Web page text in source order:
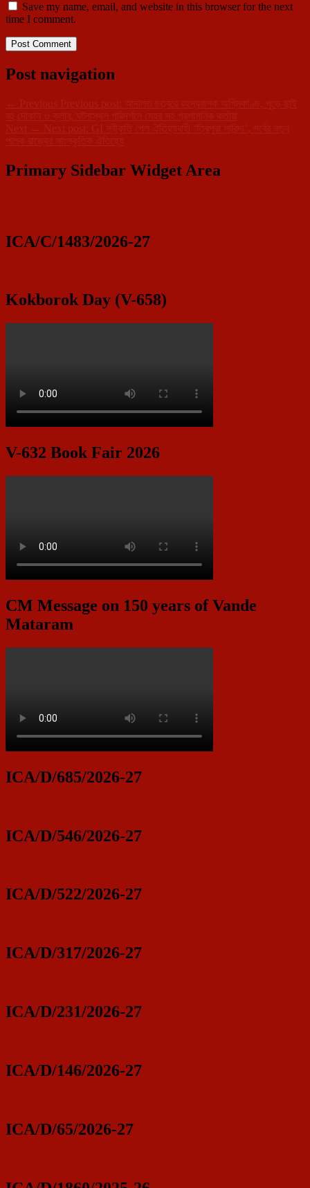
Save my name, email, and website in this browser for the next
time I comment.
Post navigation
← Previous Previous post:
আদালত চত্বরে রহস্যজনক অগ্নিকাণ্ড, পুড়ে ছাই
বহু দোকান ও ক্লাব, ঘটনাস্থল পরিদর্শনে মেয়র সহ প্রশাসনিক কর্তারা
Next → Next post:
GI স্বীকৃতি পেল ঐতিহ্যবাহী ‘ত্রিপুরা সারিন্দা’, গর্বের নতুন
পালক রাজ্যের সাংস্কৃতিক ঐতিহ্যে
Primary Sidebar Widget Area
ICA/C/1483/2026-27
Kokborok Day (V-658)
V-632 Book Fair 2026
CM Message on 150 years of Vande
Mataram
ICA/D/685/2026-27
ICA/D/546/2026-27
ICA/D/522/2026-27
ICA/D/317/2026-27
ICA/D/231/2026-27
ICA/D/146/2026-27
ICA/D/65/2026-27